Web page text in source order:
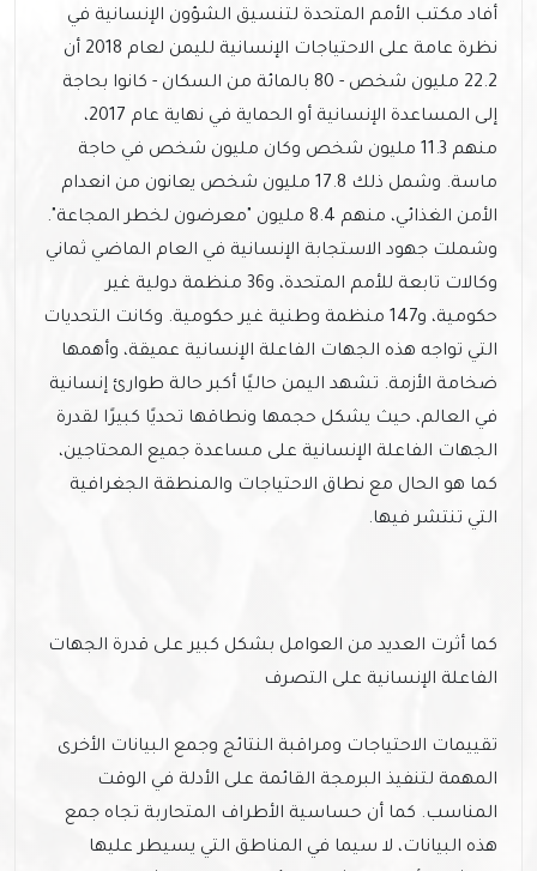
أفاد مكتب الأمم المتحدة لتنسيق الشؤون الإنسانية في
نظرة عامة على الاحتياجات الإنسانية لليمن لعام 2018 أن
22.2 مليون شخص - 80 بالمائة من السكان - كانوا بحاجة
إلى المساعدة الإنسانية أو الحماية في نهاية عام 2017،
منهم 11.3 مليون شخص وكان مليون شخص في حاجة
ماسة. وشمل ذلك 17.8 مليون شخص يعانون من انعدام
الأمن الغذائي، منهم 8.4 مليون "معرضون لخطر المجاعة".
وشملت جهود الاستجابة الإنسانية في العام الماضي ثماني
وكالات تابعة للأمم المتحدة، و36 منظمة دولية غير
حكومية، و147 منظمة وطنية غير حكومية. وكانت التحديات
التي تواجه هذه الجهات الفاعلة الإنسانية عميقة، وأهمها
ضخامة الأزمة. تشهد اليمن حاليًا أكبر حالة طوارئ إنسانية
في العالم، حيث يشكل حجمها ونطاقها تحديًا كبيرًا لقدرة
الجهات الفاعلة الإنسانية على مساعدة جميع المحتاجين،
كما هو الحال مع نطاق الاحتياجات والمنطقة الجغرافية
التي تنتشر فيها.
كما أثرت العديد من العوامل بشكل كبير على قدرة الجهات
الفاعلة الإنسانية على التصرف
تقييمات الاحتياجات ومراقبة النتائج وجمع البيانات الأخرى
المهمة لتنفيذ البرمجة القائمة على الأدلة في الوقت
المناسب. كما أن حساسية الأطراف المتحاربة تجاه جمع
هذه البيانات، لا سيما في المناطق التي يسيطر عليها